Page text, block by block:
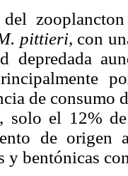
pittieri, con
depredada
de consumo
, solo el 12%
de origen
y bentónicas